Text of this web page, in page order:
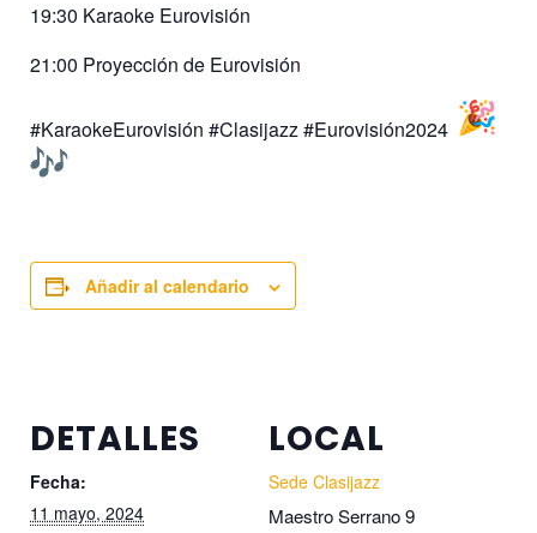
19:30 Karaoke Eurovisión
21:00 Proyección de Eurovisión
#KaraokeEurovisión #Clasijazz #Eurovisión2024
Añadir al calendario
DETALLES
Fecha:
11 mayo, 2024
LOCAL
Sede Clasijazz
Maestro Serrano 9